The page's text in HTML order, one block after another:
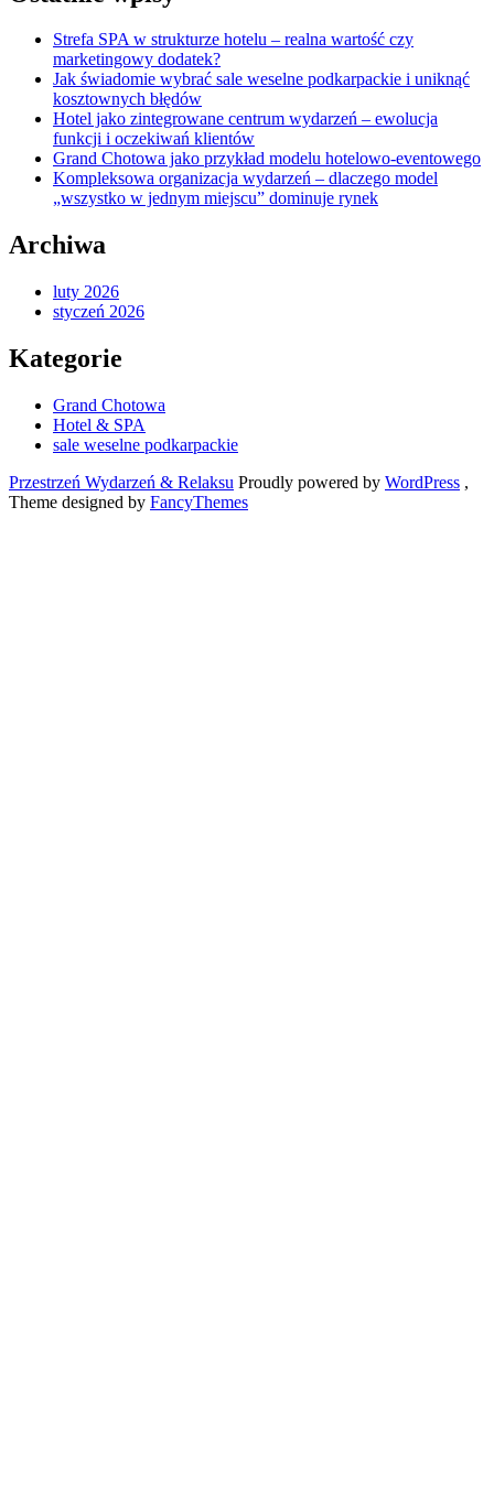
Strefa SPA w strukturze hotelu – realna wartość czy
marketingowy dodatek?
Jak świadomie wybrać sale weselne podkarpackie i uniknąć
kosztownych błędów
Hotel jako zintegrowane centrum wydarzeń – ewolucja
funkcji i oczekiwań klientów
Grand Chotowa jako przykład modelu hotelowo-eventowego
Kompleksowa organizacja wydarzeń – dlaczego model
„wszystko w jednym miejscu” dominuje rynek
Archiwa
luty 2026
styczeń 2026
Kategorie
Grand Chotowa
Hotel & SPA
sale weselne podkarpackie
Przestrzeń Wydarzeń & Relaksu Proudly powered by WordPress ,
Theme designed by FancyThemes